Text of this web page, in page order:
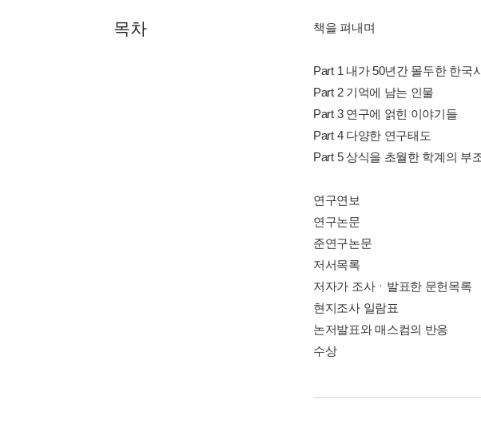
목차 책을 펴내며
Part 1 내가 50년간 몰두한 한국
Part 2 기억에 남는 인물
Part 3 연구에 얽힌 이야기들
Part 4 다양한 연구태도
Part 5 상식을 초월한 학계의 부
연구연보
연구논문
준연구논문
저서목록
저자가 조사ㆍ발표한 문헌목록
현지조사 일람표
논저발표와 매스컴의 반응
수상